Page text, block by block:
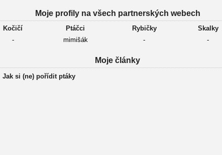
Moje profily na všech partnerských webech
Kočičí Ptáčci Rybičky Skalky
- mimišák - -
Moje články
Jak si (ne) pořídit ptáky